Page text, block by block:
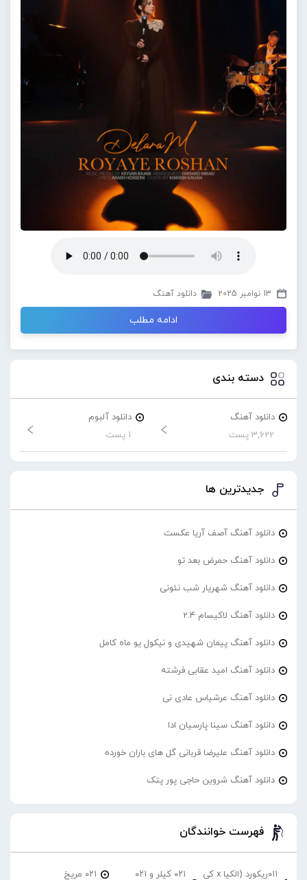
13 نوامبر 2025 دانلود آهنگ
ادامه مطلب
دسته بندی
دانلود آهنگ
3,622 پست
دانلود آلبوم
1 پست
جدیدترین ها
دانلود آهنگ آصف آریا عکست
دانلود آهنگ حمرض بعد تو
دانلود آهنگ شهریار شب نئونی
دانلود آهنگ لاکیسام 2.4
دانلود آهنگ پیمان شهیدی و نیکول یو ماه کامل
دانلود آهنگ امید عقابی فرشته
دانلود آهنگ عرشیاس عادی نی
دانلود آهنگ سینا پارسیان ادا
دانلود آهنگ علیرضا قربانی گل های باران خورده
دانلود آهنگ شروین حاجی پور پتک
فهرست خوانندگان
۰۱۱ریکورد (الکیا x کی
۰۲۱ کیلر و ۰۲۱
۰۲۱ مریخ